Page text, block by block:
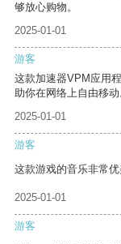
够放心购物。
2025-01-01
游客
这款加速器VPM应用
助你在网络上自由移动
2025-01-01
游客
这款游戏的音乐非常优
2025-01-01
游客